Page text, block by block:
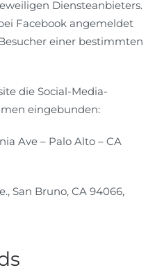
Diensteanbieters.
Facebook angemeldet
einer bestimmten
die Social-Media-
eingebunden:
Ave – Palo Alto – CA
San Bruno, CA 94066,